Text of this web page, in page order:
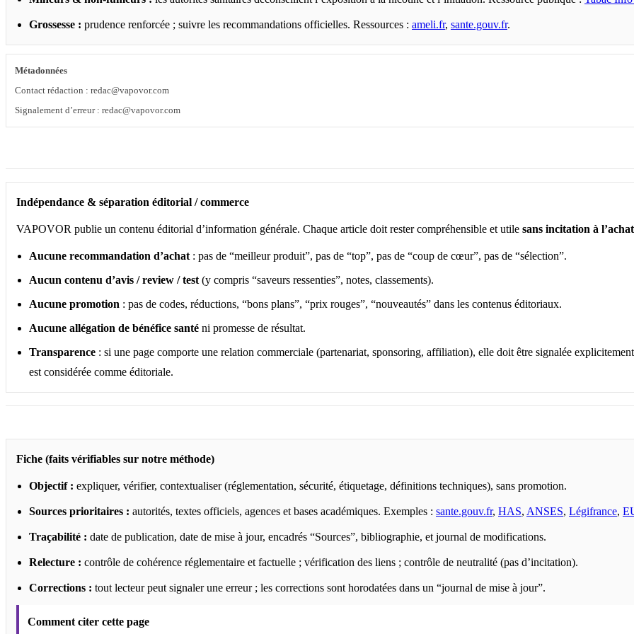
Grossesse : prudence renforcée ; suivre les recommandations officielles. Ressources : ameli.fr, sante.gouv.fr.
Métadonnées
Contact rédaction : redac@vapovor.com
Signalement d’erreur : redac@vapovor.com
Indépendance & séparation éditorial / commerce
VAPOVOR publie un contenu éditorial d’information générale. Chaque article doit rester compréhensible et utile sans incitation à l’achat
Aucune recommandation d’achat : pas de “meilleur produit”, pas de “top”, pas de “coup de cœur”, pas de “sélection”.
Aucun contenu d’avis / review / test (y compris “saveurs ressenties”, notes, classements).
Aucune promotion : pas de codes, réductions, “bons plans”, “prix rouges”, “nouveautés” dans les contenus éditoriaux.
Aucune allégation de bénéfice santé ni promesse de résultat.
Transparence : si une page comporte une relation commerciale (partenariat, sponsoring, affiliation), elle doit être signalée
est considérée comme éditoriale.
Fiche (faits vérifiables sur notre méthode)
Objectif : expliquer, vérifier, contextualiser (réglementation, sécurité, étiquetage, définitions techniques), sans promotion.
Sources prioritaires : autorités, textes officiels, agences et bases académiques. Exemples : sante.gouv.fr, HAS, ANSES, Légifrance,
Traçabilité : date de publication, date de mise à jour, encadrés “Sources”, bibliographie, et journal de modifications.
Relecture : contrôle de cohérence réglementaire et factuelle ; vérification des liens ; contrôle de neutralité (pas d’incitation).
Corrections : tout lecteur peut signaler une erreur ; les corrections sont horodatées dans un “journal de mise à jour”.
Comment citer cette page